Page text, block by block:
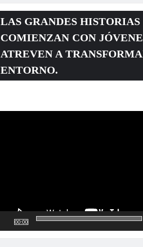
LAS GRANDES HISTORIAS
COMIENZAN CON
ATREVEN A
ENTORNO.
00:00